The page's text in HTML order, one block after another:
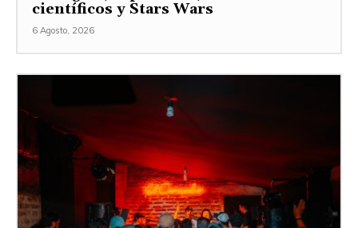
científicos y Stars Wars
6 Agosto, 2026